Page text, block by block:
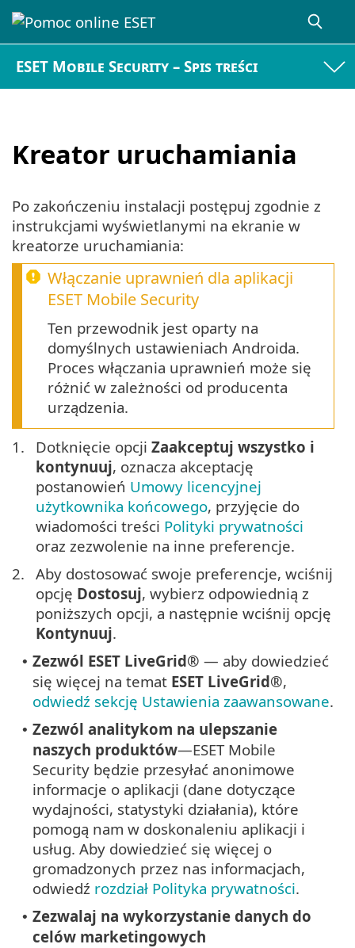
ESET Mobile Security – Spis treści
Kreator uruchamiania
Po zakończeniu instalacji postępuj zgodnie z
instrukcjami wyświetlanymi na ekranie w
kreatorze uruchamiania:
Włączanie uprawnień dla aplikacji
ESET Mobile Security
Ten przewodnik jest oparty na
domyślnych ustawieniach Androida.
Proces włączania uprawnień może się
różnić w zależności od producenta
urządzenia.
1.
Dotknięcie opcji Zaakceptuj wszystko i
kontynuuj, oznacza akceptację
postanowień Umowy licencyjnej
użytkownika końcowego, przyjęcie do
wiadomości treści Polityki prywatności
oraz zezwolenie na inne preferencje.
2. Aby dostosować swoje preferencje, wciśnij
opcję Dostosuj, wybierz odpowiednią z
poniższych opcji, a następnie wciśnij opcję
Kontynuuj.
• Zezwól ESET LiveGrid® — aby dowiedzieć
się więcej na temat ESET LiveGrid®,
odwiedź sekcję Ustawienia zaawansowane.
• Zezwól analitykom na ulepszanie
naszych produktów—ESET Mobile
Security będzie przesyłać anonimowe
informacje o aplikacji (dane dotyczące
wydajności, statystyki działania), które
pomogą nam w doskonaleniu aplikacji i
usług. Aby dowiedzieć się więcej o
gromadzonych przez nas informacjach,
odwiedź rozdział Polityka prywatności.
• Zezwalaj na wykorzystanie danych do
celów marketingowych